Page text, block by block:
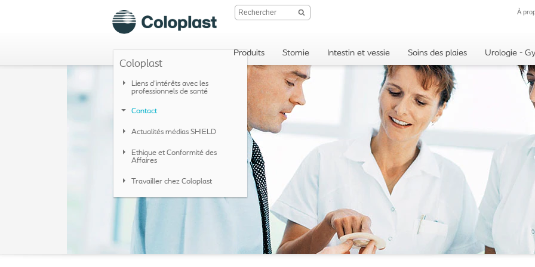
À
Produits Stomie Intestin et vessie Soins des plaies Urologie -
Coloplast
Liens d’intérêts avec les
professionnels de santé
Contact
Actualités médias SHIELD
Ethique et Conformité des
Affaires
Travailler chez Coloplast